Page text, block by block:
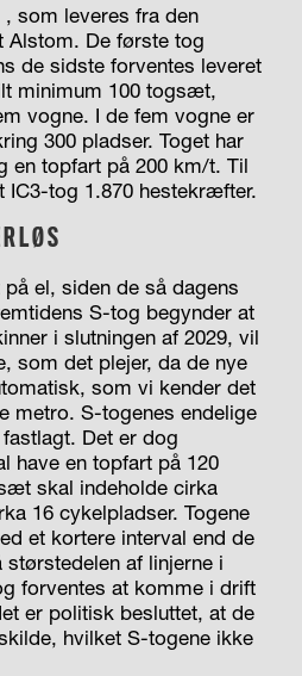
, som leveres fra den
Alstom. De første tog
de sidste forventes leveret
minimum 100 togsæt,
vogne. I de fem vogne er
300 pladser. Toget har
en topfart på 200 km/t. Til
IC3-tog 1.870 hestekræfter.
el, siden de så dagens
S-tog begynder at
i slutningen af 2029, vil
som det plejer, da de nye
som vi kender det
metro. S-togenes endelige
Det er dog
have en topfart på 120
skal indeholde cirka
16 cykelpladser. Togene
et kortere interval end de
størstedelen af linjerne i
forventes at komme i drift
er politisk besluttet, at de
hvilket S-togene ikke